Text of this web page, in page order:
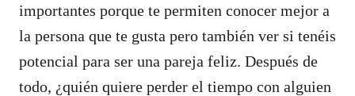
importantes porque te permiten conocer mejor a
la persona que te gusta pero también ver si tenéis
potencial para ser una pareja feliz. Después de
todo, ¿quién quiere perder el tiempo con alguien